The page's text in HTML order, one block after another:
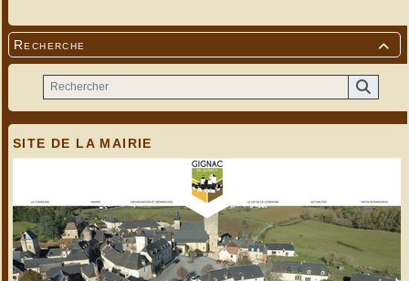

Recherche
SITE DE LA MAIRIE